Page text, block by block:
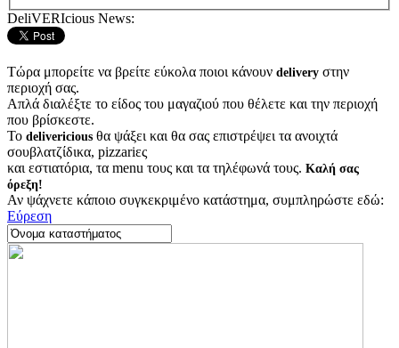
DeliVERIcious News:
Τώρα μπορείτε να βρείτε εύκολα ποιοι κάνουν delivery στην
περιοχή σας.
Απλά διαλέξτε το είδος του μαγαζιού που θέλετε και την περιοχή
που βρίσκεστε.
Το delivericious θα ψάξει και θα σας επιστρέψει τα ανοιχτά
σουβλατζίδικα, pizzariες
και εστιατόρια, τα menu τους και τα τηλέφωνά τους. Καλή σας
όρεξη!
Αν ψάχνετε κάποιο συγκεκριμένο κατάστημα, συμπληρώστε εδώ:
Εύρεση